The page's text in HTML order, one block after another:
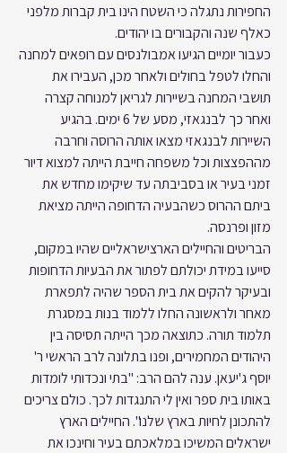
החפירות נתגלה כי השטח הינו בית קברות מלפני
כאלף שנה והקבורים בו יהודים.
כעבור יומיים הגיעו אמבולנסים עם רופאים למחנה
והחלו לטפל בחולים ולאחר מכן, העבירו את
תושבי המחנה בשיירות לגריאן למנוחה קצרה
ואחר כך לבנגאזי, מסע של 6 ימים. בהגיע
השיירות לבנגאזי מצאו אותה הרוסה וחרבה
מההפצצות וכל משפחה חייבת הייתה למצוא דיור
זמני בעיר או בסביבתה עד שיקימו מחדש את
ביתם ההרוס כשהבעיה הדחופה הייתה מציאת
מזון ופרנסה.
הבריטים והחיילים הארצישראליים שהיו במקום,
סייעו במידת יכולתם לפתור את הבעיות הדחופות
ובעיקר להקים את בית הספר שהיה לתפארת
מאחר ולראשונה החלו ללמוד בנות במסגרת
תלמוד תורה. כתוצאה מכך הייתה תסיסה בין
היהודים המחמירים, ופנו בתלונה לרב הראשי ר'
יוסף ג'יעאן. ענה להם הרב: "בתי ונכדותי לומדות
באותו בית ספר ואין לי התנגדות לכך. כולם צריכים
להתכונן לחיות בארץ שלנו". החיילים הארץ
ישראלים המשיכו במלאכתם בעיר וחינכו את